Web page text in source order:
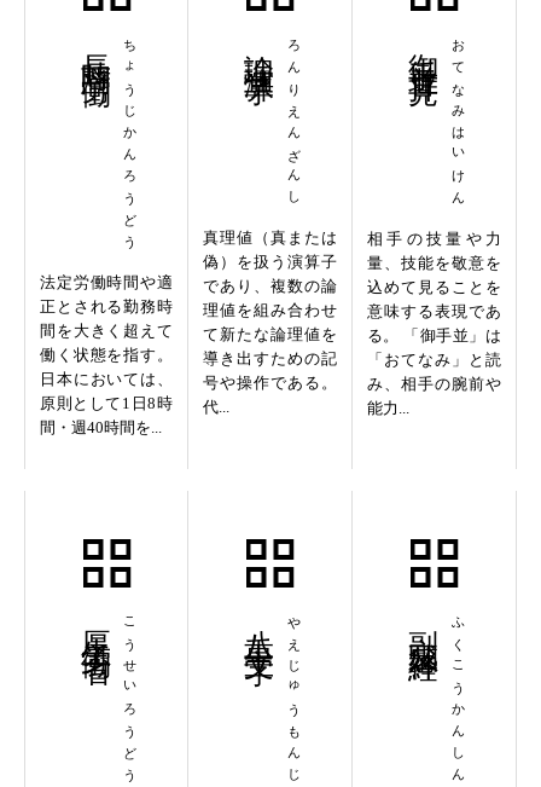
ちょうじかんろうどう
法定労働時間や適
正とされる勤務時
間を大きく超えて
働く状態を指す。
日本においては、
原則として1日8時
間・週40時間を...
ろんりえんざんし
真理値（真または
偽）を扱う演算子
であり、複数の論
理値を組み合わせ
て新たな論理値を
導き出すための記
号や操作である。
代...
おてなみはいけん
相手の技量や力
量、技能を敬意を
込めて見ることを
意味する表現であ
る。 「御手並」は
「おてなみ」と読
み、相手の腕前や
能力...
こうせいろうどうしょう やえじゅうもんじ ふくこうかんしんけい